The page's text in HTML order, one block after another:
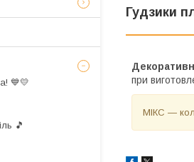
Гудзики
при
МІКС —
💙💛
🎵